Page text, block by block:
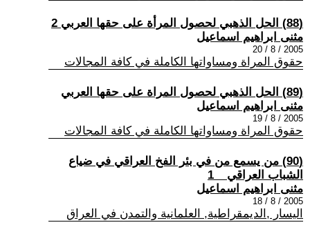
(88) الحل الذهبي لحصول المرأة على حقها العربي 2
مثنى ابراهيم اسماعيل
2005 / 8 / 20
حقوق المراة ومساواتها الكاملة في كافة المجالات
(89) الحل الذهبي لحصول المراة على حقها العربي
مثنى ابراهيم اسماعيل
2005 / 8 / 19
حقوق المراة ومساواتها الكاملة في كافة المجالات
(90) من يسمع من في بئر الفخ العراقي في ضياع
الشباب العراقي _ 1
مثنى ابراهيم اسماعيل
2005 / 8 / 18
اليسار ,الديمقراطية, العلمانية والتمدن في العراق